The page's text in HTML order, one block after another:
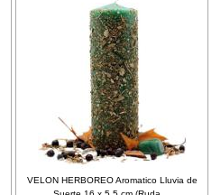
VELON HERBOREO Aromatico Lluvia de